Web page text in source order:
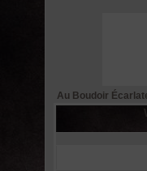
Au Boudoir